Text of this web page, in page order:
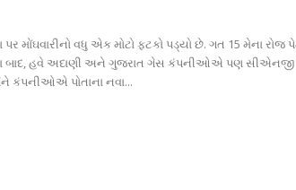
મોંઘવારીનો વધુ એક મોટો ફટકો પડ્યો છે. ગત 15 મેના રોજ
બાદ, હવે અદાણી અને ગુજરાત ગેસ કંપનીઓએ પણ સીએનજી
કંપનીઓએ પોતાના નવા...